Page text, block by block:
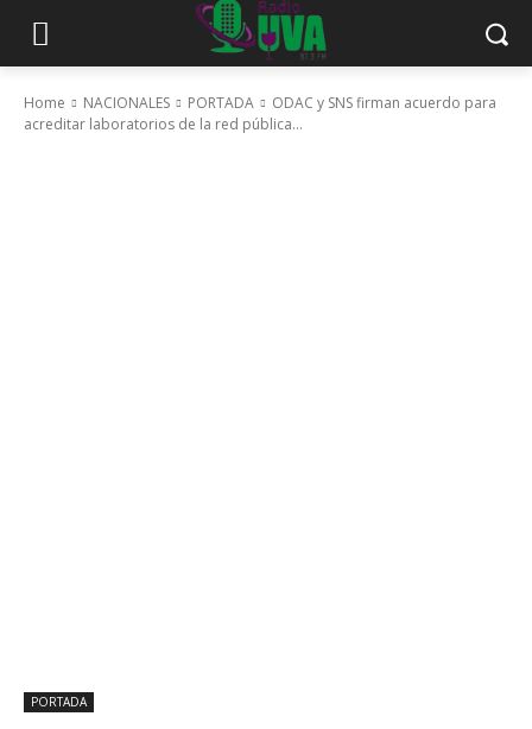
Home NACIONALES PORTADA
ODAC y SNS firman acuerdo para
acreditar laboratorios de la red pública...
PORTADA